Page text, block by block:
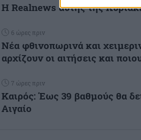
Η Realnews αυτής της
6 ώρες πριν
Νέα φθινοπωρινά και
αρχίζουν οι αιτήσεις και
7 ώρες πριν
Καιρός: Έως 39 βαθμούς θα
Αιγαίο